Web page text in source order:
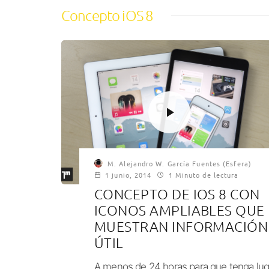
Concepto iOS 8
M. Alejandro W. García Fuentes (Esfera)
1 junio, 2014
1 Minuto de lectura
CONCEPTO DE IOS 8 CON
ICONOS AMPLIABLES QUE
MUESTRAN INFORMACIÓN
ÚTIL